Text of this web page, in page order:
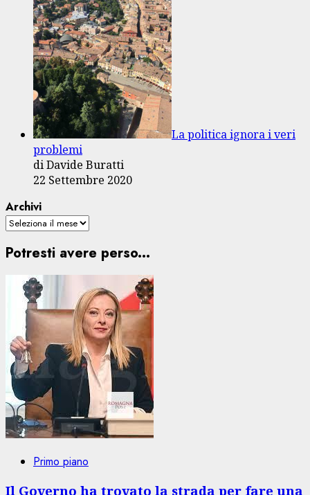
La politica ignora i veri
problemi
di Davide Buratti
22 Settembre 2020
Archivi
Potresti avere perso...
Primo piano
Il Governo ha trovato la strada per fare una